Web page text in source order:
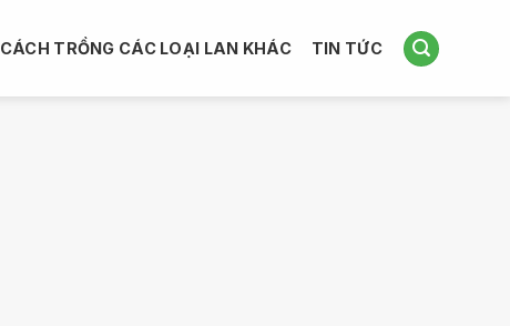
CÁCH TRỒNG CÁC LOẠI LAN KHÁC TIN TỨC